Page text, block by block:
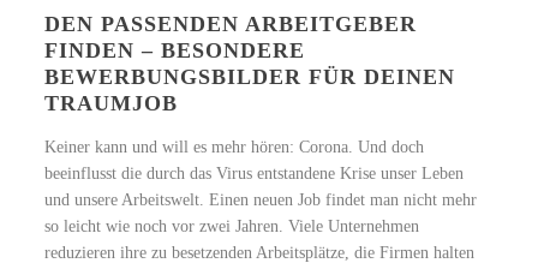
DEN PASSENDEN ARBEITGEBER
FINDEN – BESONDERE
BEWERBUNGSBILDER FÜR DEINEN
TRAUMJOB
Keiner kann und will es mehr hören: Corona. Und doch
beeinflusst die durch das Virus entstandene Krise unser Leben
und unsere Arbeitswelt. Einen neuen Job findet man nicht mehr
so leicht wie noch vor zwei Jahren. Viele Unternehmen
reduzieren ihre zu besetzenden Arbeitsplätze, die Firmen halten